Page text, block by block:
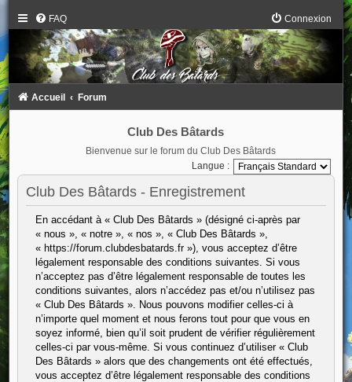
FAQ Connexion
Accueil Forum
Club Des Bâtards
Bienvenue sur le forum du Club Des Bâtards
Langue :
Club Des Bâtards - Enregistrement
En accédant à « Club Des Bâtards » (désigné ci-après par
« nous », « notre », « nos », « Club Des Bâtards »,
« https://forum.clubdesbatards.fr »), vous acceptez d’être
légalement responsable des conditions suivantes. Si vous
n’acceptez pas d’être légalement responsable de toutes les
conditions suivantes, alors n’accédez pas et/ou n’utilisez pas
« Club Des Bâtards ». Nous pouvons modifier celles-ci à
n’importe quel moment et nous ferons tout pour que vous en
soyez informé, bien qu’il soit prudent de vérifier régulièrement
celles-ci par vous-même. Si vous continuez d’utiliser « Club
Des Bâtards » alors que des changements ont été effectués,
vous acceptez d’être légalement responsable des conditions